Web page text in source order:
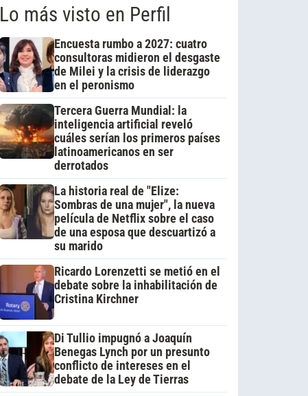
Lo más visto en Perfil
Encuesta rumbo a 2027: cuatro
consultoras midieron el desgaste
de Milei y la crisis de liderazgo
en el peronismo
Tercera Guerra Mundial: la
inteligencia artificial reveló
cuáles serían los primeros países
latinoamericanos en ser
derrotados
La historia real de "Elize:
Sombras de una mujer", la nueva
película de Netflix sobre el caso
de una esposa que descuartizó a
su marido
Ricardo Lorenzetti se metió en el
debate sobre la inhabilitación de
Cristina Kirchner
Di Tullio impugnó a Joaquín
Benegas Lynch por un presunto
conflicto de intereses en el
debate de la Ley de Tierras